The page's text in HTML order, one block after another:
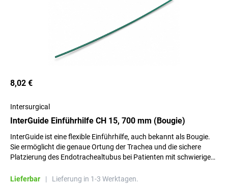
8,02 €
Intersurgical
InterGuide Einführhilfe CH 15, 700 mm (Bougie)
InterGuide ist eine flexible Einführhilfe, auch bekannt als Bougie.
Sie ermöglicht die genaue Ortung der Trachea und die sichere
Platzierung des Endotrachealtubus bei Patienten mit schwierigem
Lieferbar
| Lieferung in 1-3 Werktagen.